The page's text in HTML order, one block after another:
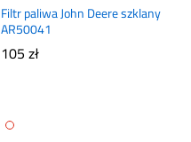
Filtr paliwa John Deere szklany
AR50041
105zł